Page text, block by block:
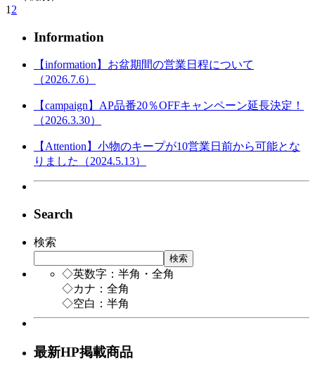
1 2
Information
【information】お盆期間の営業日程について
（2026.7.6）
【campaign】AP品番20％OFFキャンペーン延長決定！
（2026.3.30）
【Attention】小物のキープが10営業日前から可能とな
りました（2024.5.13）
Search
検索
検索
◇英数字：半角・全角
◇カナ：全角
◇空白：半角
最新HP掲載商品